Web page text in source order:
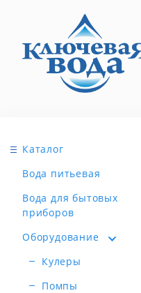
Каталог
Вода питьевая
Вода для бытовых
приборов
Оборудование
Кулеры
Помпы